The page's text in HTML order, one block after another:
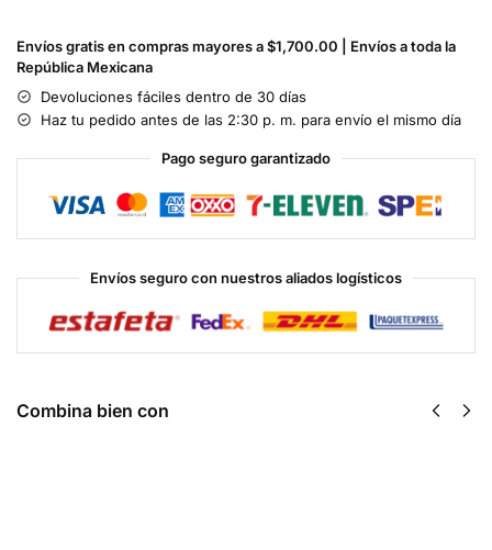
Envíos gratis en compras mayores a $1,700.00 | Envíos a toda la
República Mexicana
Devoluciones fáciles dentro de 30 días
Haz tu pedido antes de las 2:30 p. m. para envío el mismo día
Pago seguro garantizado
Envíos seguro con nuestros aliados logísticos
Combina bien con